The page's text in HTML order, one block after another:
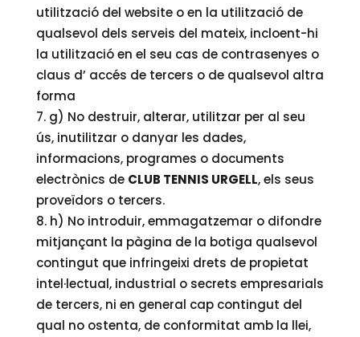
utilització del website o en la utilització de
qualsevol dels serveis del mateix, incloent-hi
la utilització en el seu cas de contrasenyes o
claus d’ accés de tercers o de qualsevol altra
forma
g) No destruir, alterar, utilitzar per al seu
ús, inutilitzar o danyar les dades,
informacions, programes o documents
electrònics de CLUB TENNIS URGELL, els seus
proveïdors o tercers.
h) No introduir, emmagatzemar o difondre
mitjançant la pàgina de la botiga qualsevol
contingut que infringeixi drets de propietat
intel·lectual, industrial o secrets empresarials
de tercers, ni en general cap contingut del
qual no ostenta, de conformitat amb la llei,